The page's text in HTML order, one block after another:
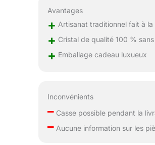
des
adorer ce
✔
Avantages
+ Artisanat traditionnel fait à la
+ Cristal de qualité 100 %
+ Emballage cadeau luxueux
Inconvénients
–Casse possible pendant la
–Aucune information sur les